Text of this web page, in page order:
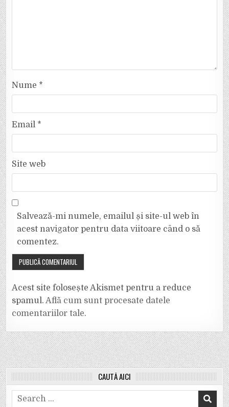
Nume *
Email *
Site web
Salvează-mi numele, emailul și site-ul web în
acest navigator pentru data viitoare când o să
comentez.
Acest site folosește Akismet pentru a reduce
spamul. Află cum sunt procesate datele
comentariilor tale.
CAUTĂ AICI
Search